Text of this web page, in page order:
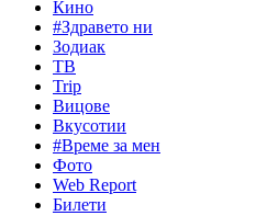
Кино
#Здравето ни
Зодиак
ТВ
Trip
Вицове
Вкусотии
#Време за мен
Фото
Web Report
Билети